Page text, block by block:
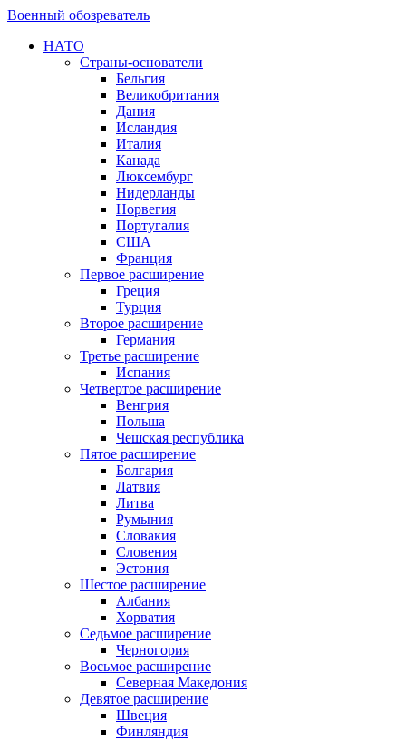
Военный обозреватель
НАТО
Страны-основатели
Бельгия
Великобритания
Дания
Исландия
Италия
Канада
Люксембург
Нидерланды
Норвегия
Португалия
США
Франция
Первое расширение
Греция
Турция
Второе расширение
Германия
Третье расширение
Испания
Четвертое расширение
Венгрия
Польша
Чешская республика
Пятое расширение
Болгария
Латвия
Литва
Румыния
Словакия
Словения
Эстония
Шестое расширение
Албания
Хорватия
Седьмое расширение
Черногория
Восьмое расширение
Северная Македония
Девятое расширение
Швеция
Финляндия